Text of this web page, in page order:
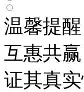
温馨提
互惠共
证其真